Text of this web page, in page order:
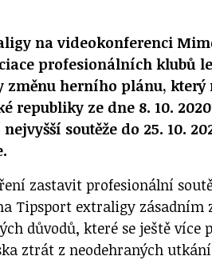
na videokonferenci
profesionálních klubů
změnu herního plánu, který
republiky ze dne 8. 10.
soutěže do 25. 10.
zastavit profesionální
Tipsport extraligy zásadním
důvodů, které se ještě více
ztrát z neodehraných